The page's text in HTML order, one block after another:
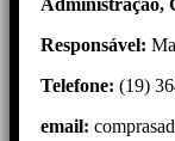
Administração,
Responsável:
Telefone: (19)
email: